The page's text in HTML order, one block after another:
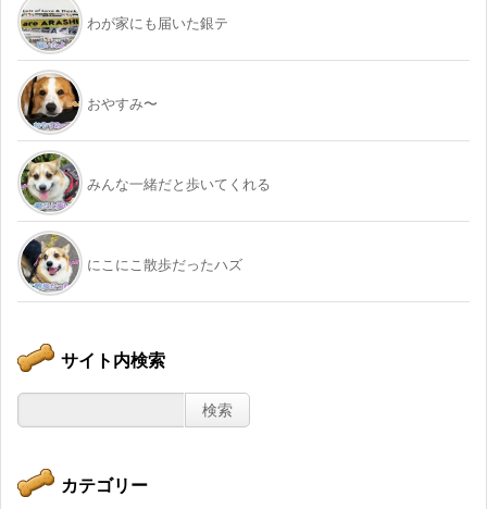
わが家にも届いた銀テ
おやすみ〜
みんな一緒だと歩いてくれる
にこにこ散歩だったハズ
サイト内検索
カテゴリー